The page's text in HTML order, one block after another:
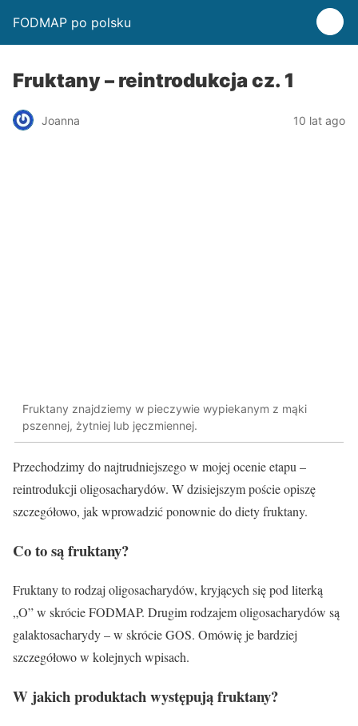
FODMAP po polsku
Fruktany – reintrodukcja cz. 1
Joanna 10 lat ago
Fruktany znajdziemy w pieczywie wypiekanym z mąki
pszennej, żytniej lub jęczmiennej.
Przechodzimy do najtrudniejszego w mojej ocenie etapu –
reintrodukcji oligosacharydów. W dzisiejszym poście opiszę
szczegółowo, jak wprowadzić ponownie do diety fruktany.
Co to są fruktany?
Fruktany to rodzaj oligosacharydów, kryjących się pod literką
„O” w skrócie FODMAP. Drugim rodzajem oligosacharydów są
galaktosacharydy – w skrócie GOS. Omówię je bardziej
szczegółowo w kolejnych wpisach.
W jakich produktach występują fruktany?